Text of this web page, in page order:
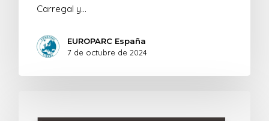
Carregal y…
EUROPARC España
7 de octubre de 2024